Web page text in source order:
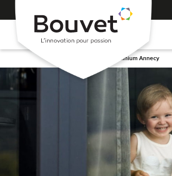
Fenêtres aluminium Annecy